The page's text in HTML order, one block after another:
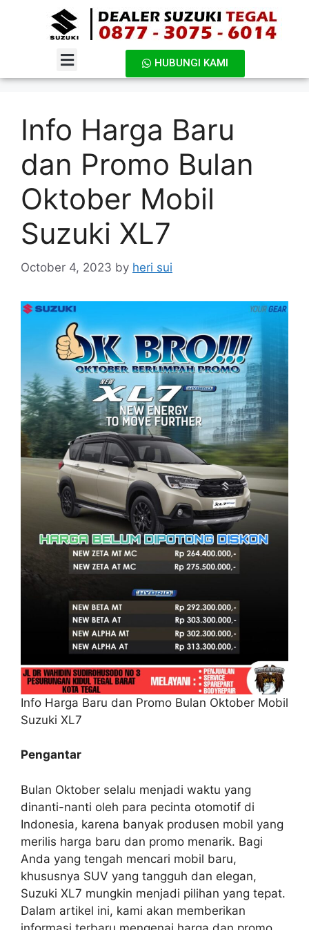
HUBUNGI KAMI
Info Harga Baru
dan Promo Bulan
Oktober Mobil
Suzuki XL7
October 4, 2023 by heri sui
Info Harga Baru dan Promo Bulan Oktober Mobil
Suzuki XL7
Pengantar
Bulan Oktober selalu menjadi waktu yang
dinanti-nanti oleh para pecinta otomotif di
Indonesia, karena banyak produsen mobil yang
merilis harga baru dan promo menarik. Bagi
Anda yang tengah mencari mobil baru,
khususnya SUV yang tangguh dan elegan,
Suzuki XL7 mungkin menjadi pilihan yang tepat.
Dalam artikel ini, kami akan memberikan